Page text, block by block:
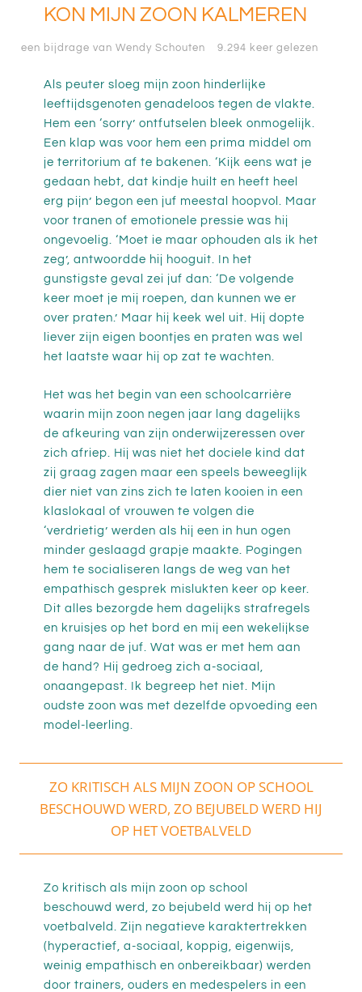
KON MIJN ZOON KALMEREN
een bijdrage van Wendy Schouten 9.294 keer gelezen
Als peuter sloeg mijn zoon hinderlijke
leeftijdsgenoten genadeloos tegen de vlakte.
Hem een ‘sorry’ ontfutselen bleek onmogelijk.
Een klap was voor hem een prima middel om
je territorium af te bakenen. ‘Kijk eens wat je
gedaan hebt, dat kindje huilt en heeft heel
erg pijn’ begon een juf meestal hoopvol. Maar
voor tranen of emotionele pressie was hij
ongevoelig. ‘Moet ie maar ophouden als ik het
zeg’, antwoordde hij hooguit. In het
gunstigste geval zei juf dan: ‘De volgende
keer moet je mij roepen, dan kunnen we er
over praten.’ Maar hij keek wel uit. Hij dopte
liever zijn eigen boontjes en praten was wel
het laatste waar hij op zat te wachten.
Het was het begin van een schoolcarrière
waarin mijn zoon negen jaar lang dagelijks
de afkeuring van zijn onderwijzeressen over
zich afriep. Hij was niet het dociele kind dat
zij graag zagen maar een speels beweeglijk
dier niet van zins zich te laten kooien in een
klaslokaal of vrouwen te volgen die
‘verdrietig’ werden als hij een in hun ogen
minder geslaagd grapje maakte. Pogingen
hem te socialiseren langs de weg van het
empathisch gesprek mislukten keer op keer.
Dit alles bezorgde hem dagelijks strafregels
en kruisjes op het bord en mij een wekelijkse
gang naar de juf. Wat was er met hem aan
de hand? Hij gedroeg zich a-sociaal,
onaangepast. Ik begreep het niet. Mijn
oudste zoon was met dezelfde opvoeding een
model-leerling.
ZO KRITISCH ALS MIJN ZOON OP SCHOOL
BESCHOUWD WERD, ZO BEJUBELD WERD HIJ
OP HET VOETBALVELD
Zo kritisch als mijn zoon op school
beschouwd werd, zo bejubeld werd hij op het
voetbalveld. Zijn negatieve karaktertrekken
(hyperactief, a-sociaal, koppig, eigenwijs,
weinig empathisch en onbereikbaar) werden
door trainers, ouders en medespelers in een